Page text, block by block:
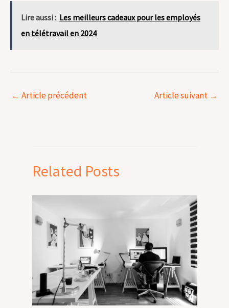
Lire aussi : Les meilleurs cadeaux pour les employés
en télétravail en 2024
← Article précédent Article suivant →
Related Posts